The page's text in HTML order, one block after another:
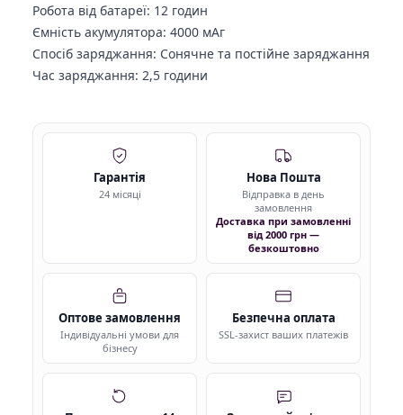
Робота від батареї: 12 годин
Ємність акумулятора: 4000 мАг
Спосіб заряджання: Сонячне та постійне заряджання
Час заряджання: 2,5 години
Гарантія
24 місяці
Нова Пошта
Відправка в день
замовлення
Доставка при замовленні
від 2000 грн —
безкоштовно
Оптове замовлення
Індивідуальні умови для
бізнесу
Безпечна оплата
SSL-захист ваших платежів